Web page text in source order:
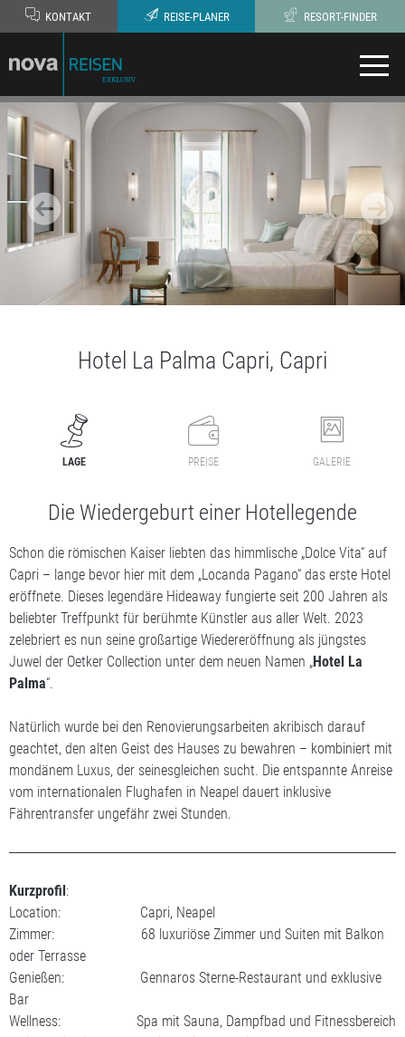
KONTAKT REISE-PLANER RESORT-FINDER
Hotel La Palma Capri, Capri
LAGE PREISE GALERIE
Die Wiedergeburt einer Hotellegende
Schon die römischen Kaiser liebten das himmlische „Dolce Vita“ auf
Capri – lange bevor hier mit dem „Locanda Pagano“ das erste Hotel
eröffnete. Dieses legendäre Hideaway fungierte seit 200 Jahren als
beliebter Treffpunkt für berühmte Künstler aus aller Welt. 2023
zelebriert es nun seine großartige Wiedereröffnung als jüngstes
Juwel der Oetker Collection unter dem neuen Namen „Hotel La
Palma“.
Natürlich wurde bei den Renovierungsarbeiten akribisch darauf
geachtet, den alten Geist des Hauses zu bewahren – kombiniert mit
mondänem Luxus, der seinesgleichen sucht. Die entspannte Anreise
vom internationalen Flughafen in Neapel dauert inklusive
Fährentransfer ungefähr zwei Stunden.
Kurzprofil:
Location: Capri, Neapel
Zimmer: 68 luxuriöse Zimmer und Suiten mit Balkon
oder Terrasse
Genießen: Gennaros Sterne-Restaurant und exklusive
Bar
Wellness: Spa mit Sauna, Dampfbad und Fitnessbereich